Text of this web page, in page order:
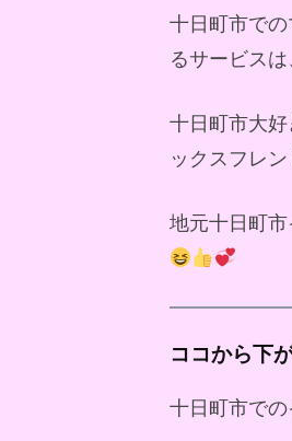
十日町市で
るサービス
十日町市大好
ックスフレ
地元十日町
ココから下
十日町市で